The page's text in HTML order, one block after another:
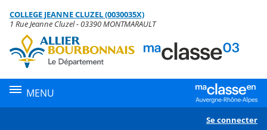
Menu de la rubrique
Contenu
COLLEGE JEANNE CLUZEL (0030035X)
1 Rue Jeanne Cluzel - 03390 MONTMARAULT
MENU
Se connecter